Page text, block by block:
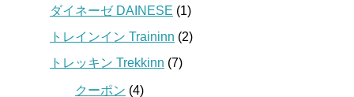
ダイネーゼ DAINESE (1)
トレインイン Traininn (2)
トレッキン Trekkinn (7)
クーポン (4)